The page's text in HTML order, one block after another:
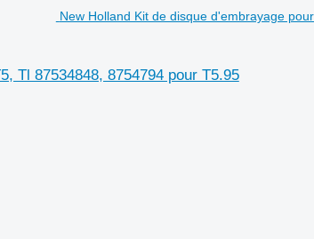
New Holland Kit de disque d'embrayage
Tl 87534848, 8754794 pour T5.95